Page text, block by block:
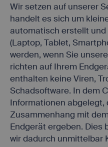
Wir setzen auf unserer
handelt es sich um
automatisch erstellt
(Laptop, Tablet,
werden, wenn Sie
richten auf Ihrem
enthalten keine Viren,
Schadsoftware. In dem
Informationen abgelegt,
Zusammenhang mit
Endgerät ergeben. Dies
wir dadurch unmittelbar